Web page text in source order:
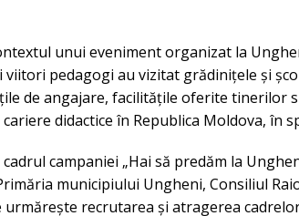
unui eveniment organizat la
viitori pedagogi au vizitat grădinițele și
de angajare, facilitățile oferite tinerilor
didactice în Republica Moldova, în
campaniei „Hai să predăm la
municipiului Ungheni, Consiliul
recrutarea și atragerea